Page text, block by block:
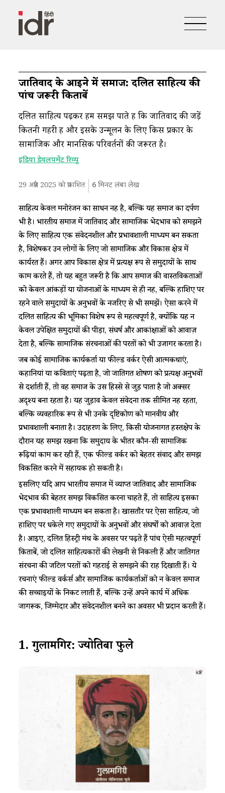
जातिवाद के आईने में समाज: दलित साहित्य की
पांच जरूरी किताबें
दलित साहित्य पढ़कर हम समझ पाते हैं कि जातिवाद की जड़ें
कितनी गहरी हैं और इसके उन्मूलन के लिए किस प्रकार के
सामाजिक और मानसिक परिवर्तनों की जरूरत है।
इंडिया डेवलपमेंट रिव्यू
29 अप्रैल 2025 को प्रकाशित 6मिनट लंबा लेख
साहित्य केवल मनोरंजन का साधन नहीं है, बल्कि यह समाज का दर्पण
भी है। भारतीय समाज में जातिवाद और सामाजिक भेदभाव को समझने
के लिए साहित्य एक संवेदनशील और प्रभावशाली माध्यम बन सकता
है, विशेषकर उन लोगों के लिए जो सामाजिक और विकास क्षेत्र में
कार्यरत हैं। अगर आप विकास क्षेत्र में प्रत्यक्ष रूप से समुदायों के साथ
काम करते हैं, तो यह बहुत जरूरी है कि आप समाज की वास्तविकताओं
को केवल आंकड़ों या योजनाओं के माध्यम से ही नहीं, बल्कि हाशिए पर
रहने वाले समुदायों के अनुभवों के नजरिए से भी समझें। ऐसा करने में
दलित साहित्य की भूमिका विशेष रूप से महत्वपूर्ण है, क्योंकि यह न
केवल उपेक्षित समुदायों की पीड़ा, संघर्ष और आकांक्षाओं को आवाज़
देता है, बल्कि सामाजिक संरचनाओं की परतों को भी उजागर करता है।
जब कोई सामाजिक कार्यकर्ता या फील्ड वर्कर ऐसी आत्मकथाएं,
कहानियां या कविताएं पढ़ता है, जो जातिगत शोषण को प्रत्यक्ष अनुभवों
से दर्शाती हैं, तो वह समाज के उस हिस्से से जुड़ पाता है जो अक्सर
अदृश्य बना रहता है। यह जुड़ाव केवल संवेदना तक सीमित नहीं रहता,
बल्कि व्यवहारिक रूप से भी उनके दृष्टिकोण को मानवीय और
प्रभावशाली बनाता है। उदाहरण के लिए, किसी योजनागत हस्तक्षेप के
दौरान यह समझ रखना कि समुदाय के भीतर कौन-सी सामाजिक
रूढ़ियां काम कर रही हैं, एक फील्ड वर्कर को बेहतर संवाद और समझ
विकसित करने में सहायक हो सकती है।
इसलिए यदि आप भारतीय समाज में व्याप्त जातिवाद और सामाजिक
भेदभाव की बेहतर समझ विकसित करना चाहते हैं, तो साहित्य इसका
एक प्रभावशाली माध्यम बन सकता है। खासतौर पर ऐसा साहित्य, जो
हाशिए पर धकेले गए समुदायों के अनुभवों और संघर्षों को आवाज़ देता
है। आइए, दलित हिस्ट्री मंथ के अवसर पर पढ़ते हैं पांच ऐसी महत्वपूर्ण
किताबें, जो दलित साहित्यकारों की लेखनी से निकली हैं और जातिगत
संरचना की जटिल परतों को गहराई से समझने की राह दिखाती हैं। ये
रचनाएं फील्ड वर्कर्स और सामाजिक कार्यकर्ताओं को न केवल समाज
की सच्चाइयों के निकट लाती हैं, बल्कि उन्हें अपने कार्य में अधिक
जागरूक, जिम्मेदार और संवेदनशील बनने का अवसर भी प्रदान करती हैं।
1. गुलामगिरी:ज्योतिबाफुले